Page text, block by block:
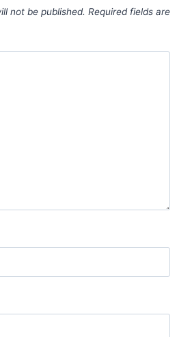
not be published. Required fields are